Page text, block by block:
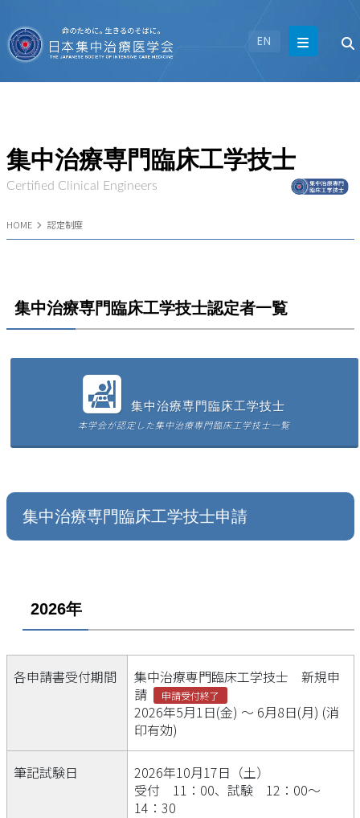
EN
集中治療専門臨床工学技士
Certified Clinical Engineers
HOME 認定制度
集中治療専門臨床工学技士認定者一覧
集中治療専門臨床工学技士
本学会が認定した集中治療専門臨床工学技士一覧
集中治療専門臨床工学技士申請
2026年
各申請書受付期間
集中治療専門臨床工学技士 新規申
請
申請受付終了
2026年5月1日(金) ～ 6月8日(月) (消
印有効)
筆記試験日
2026年10月17日（土）
受付 11：00、試験 12：00～
14：30